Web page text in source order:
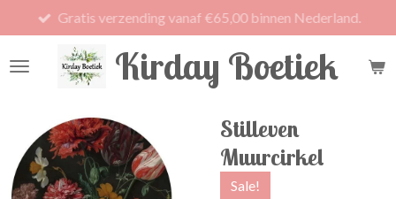
direct
naar
Kirday Boetiek
Gratis verzending vanaf €65,00 binnen Nederland.
Stilleven
Muurcirkel
Sale!